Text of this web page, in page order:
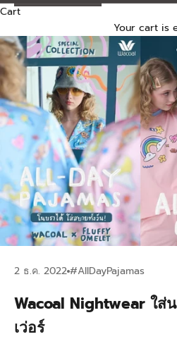
Cart
Your cart is
2 ธ.ค. 2022#AllDayPajamas
Wacoal Nightwear ใส่
เว่อร์